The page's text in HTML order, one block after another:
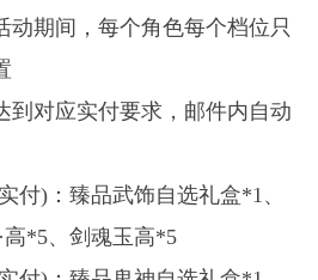
动期间，每个角色每个档位只
到对应实付要求，邮件内自动
付)：臻品武饰自选礼盒*1、
高*5、剑魂玉高*5